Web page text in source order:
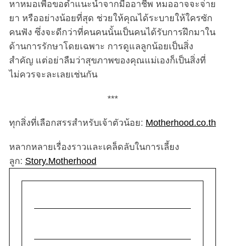
หาหมอเพื่อขอตำแนะนำจากมืออาชีพ หมออาจจะจ่าย
ยา หรืออย่างน้อยที่สุด ช่วยให้คุณได้ระบายให้ใครซัก
คนฟัง ซึ่งจะดีกว่าที่คนคนนั้นเป็นคนได้รับการฝึกมาใน
ด้านการรักษาโดยเฉพาะ การดูแลลูกน้อยเป็นสิ่ง
สำคัญ แต่อย่าลืมว่าสุขภาพของคุณแม่เองก็เป็นสิ่งที่
ไม่ควรจะละเลยเช่นกัน
***
ทุกสิ่งที่เลือกสรรสำหรับเจ้าตัวน้อย: Motherhood.co.th
หลากหลายเรื่องราวและเคล็ดลับในการเลี้ยง
ลูก: Story.Motherhood